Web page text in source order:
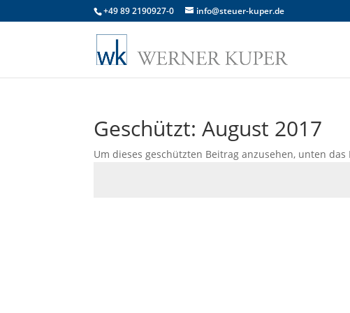
+49 89 2190927-0 info@steuer-kuper.de
Geschützt: August 2017
Um dieses geschützten Beitrag anzusehen, unten das